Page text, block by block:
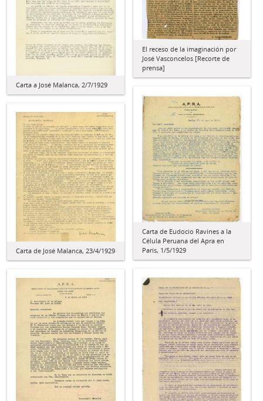
El receso de la imaginación por
José Vasconcelos [Recorte de
prensa]
Carta a José Malanca, 2/7/1929
Carta de Eudocio Ravines a la
Célula Peruana del Apra en
París, 1/5/1929
Carta de José Malanca, 23/4/1929